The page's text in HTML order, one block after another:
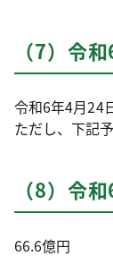
（7）令
令和6年4月24
ただし、下記
（8）令
66.6億円